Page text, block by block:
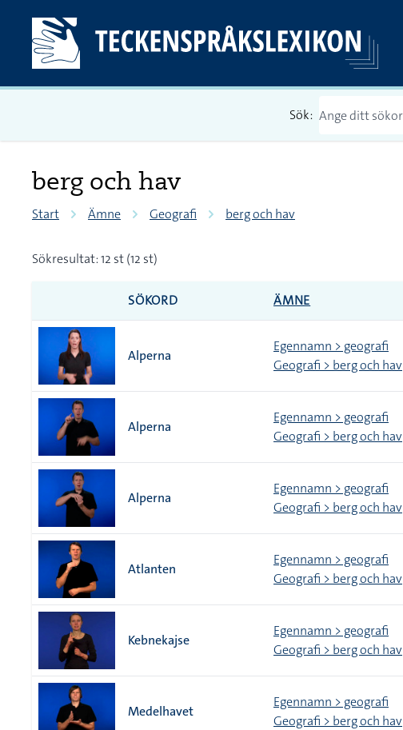
Sök:
berg och hav
Start Ämne Geografi berg och hav
Sökresultat: 12 st (12 st)
SÖKORD ÄMNE
Alperna
Egennamn > geografi
Geografi > berg och hav
Alperna
Egennamn > geografi
Geografi > berg och hav
Alperna
Egennamn > geografi
Geografi > berg och hav
Atlanten
Egennamn > geografi
Geografi > berg och hav
Kebnekajse
Egennamn > geografi
Geografi > berg och hav
Medelhavet
Egennamn > geografi
Geografi > berg och hav